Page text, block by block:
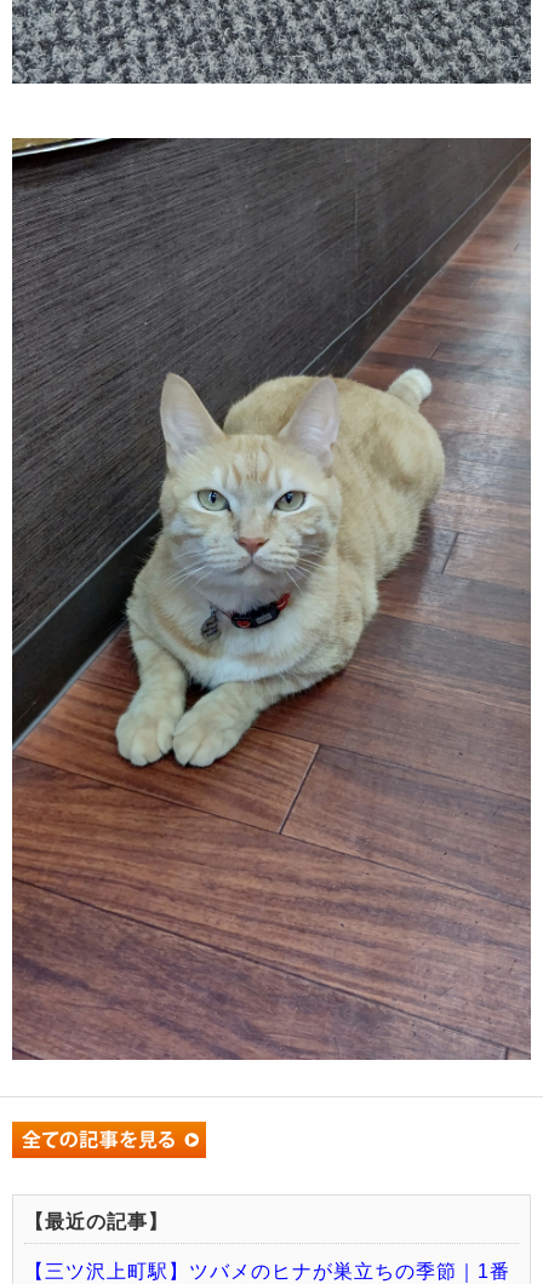
【最近の記事】
【三ツ沢上町駅】ツバメのヒナが巣立ちの季節｜1番